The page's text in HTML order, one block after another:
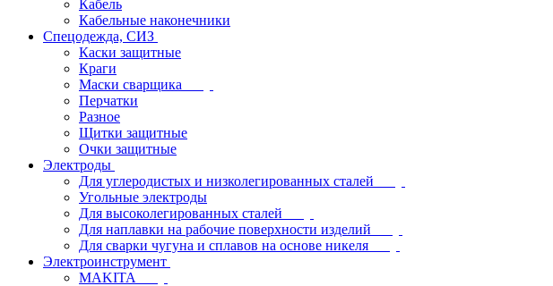
Кабель
Кабельные наконечники
Спецодежда, СИЗ
Каски защитные
Краги
Маски сварщика
Перчатки
Разное
Щитки защитные
Очки защитные
Электроды
Для углеродистых и низколегированных сталей
Угольные электроды
Для высоколегированных сталей
Для наплавки на рабочие поверхности изделий
Для сварки чугуна и сплавов на основе никеля
Электроинструмент
МAKITA